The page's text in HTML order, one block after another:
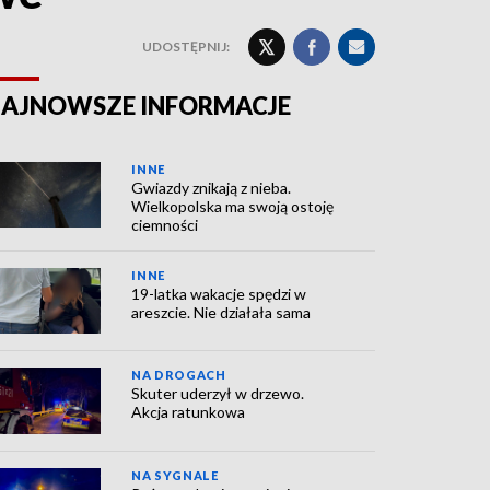
UDOSTĘPNIJ:
INFORMACJE
INNE
Gwiazdy znikają z nieba.
Wielkopolska ma swoją ostoję
ciemności
INNE
19-latka wakacje spędzi w
areszcie. Nie działała sama
NA DROGACH
Skuter uderzył w drzewo.
Akcja ratunkowa
NA SYGNALE